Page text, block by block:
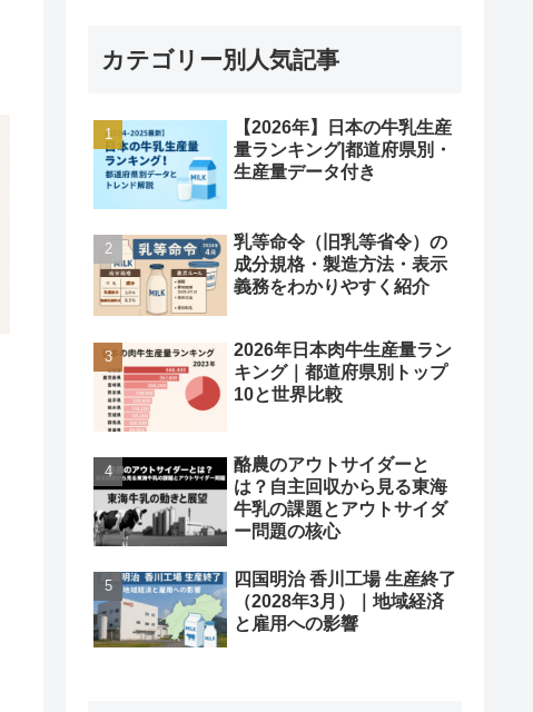
カテゴリー別人気記事
【2026年】日本の牛乳生産
量ランキング|都道府県別・
生産量データ付き
乳等命令（旧乳等省令）の
成分規格・製造方法・表示
義務をわかりやすく紹介
2026年日本肉牛生産量ラン
キング｜都道府県別トップ
10と世界比較
酪農のアウトサイダーと
は？自主回収から見る東海
牛乳の課題とアウトサイダ
ー問題の核心
四国明治 香川工場 生産終了
（2028年3月）｜地域経済
と雇用への影響